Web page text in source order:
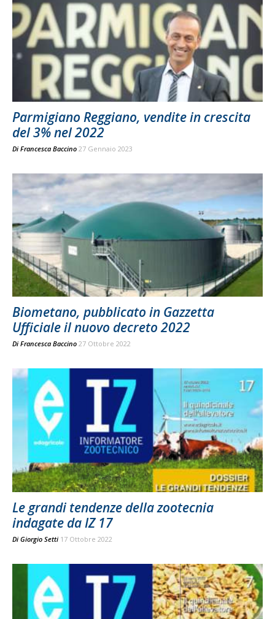
Parmigiano Reggiano, vendite in crescita
del 3% nel 2022
Di Francesca Baccino 27 Gennaio 2023
Biometano, pubblicato in Gazzetta
Ufficiale il nuovo decreto 2022
Di Francesca Baccino 27 Ottobre 2022
Le grandi tendenze della zootecnia
indagate da IZ 17
Di Giorgio Setti 17 Ottobre 2022